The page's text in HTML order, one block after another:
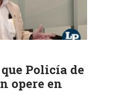
Policía de
opere en